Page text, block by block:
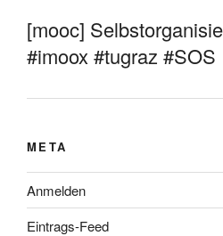
[mooc]
#imoox #tugraz #SOS
META
Anmelden
Eintrags-Feed